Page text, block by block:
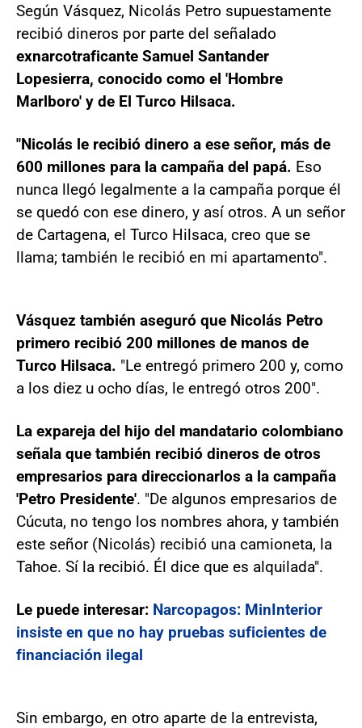
Según Vásquez, Nicolás Petro supuestamente
recibió dineros por parte del señalado
exnarcotraficante Samuel Santander
Lopesierra, conocido como el 'Hombre
Marlboro' y de El Turco Hilsaca.
"Nicolás le recibió dinero a ese señor, más de
600 millones para la campaña del papá. Eso
nunca llegó legalmente a la campaña porque él
se quedó con ese dinero, y así otros. A un señor
de Cartagena, el Turco Hilsaca, creo que se
llama; también le recibió en mi apartamento".
Vásquez también aseguró que Nicolás Petro
primero recibió 200 millones de manos de
Turco Hilsaca. "Le entregó primero 200 y, como
a los diez u ocho días, le entregó otros 200".
La expareja del hijo del mandatario colombiano
señala que también recibió dineros de otros
empresarios para direccionarlos a la campaña
'Petro Presidente'. "De algunos empresarios de
Cúcuta, no tengo los nombres ahora, y también
este señor (Nicolás) recibió una camioneta, la
Tahoe. Sí la recibió. Él dice que es alquilada".
Le puede interesar: Narcopagos: MinInterior
insiste en que no hay pruebas suficientes de
financiación ilegal
Sin embargo, en otro aparte de la entrevista,